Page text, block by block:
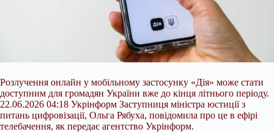
Розлучення онлайн у мобільному застосунку «Дія» може стати
доступним для громадян України вже до кінця літнього періоду.
22.06.2026 04:18 Укрінформ Заступниця міністра юстиції з
питань цифровізації, Ольга Рябуха, повідомила про це в ефірі
телебачення, як передає агентство Укрінформ.